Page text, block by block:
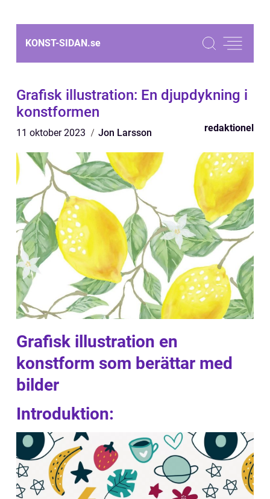
KONST-SIDAN.se
Grafisk illustration: En djupdykning i
konstformen
11 oktober 2023 Jon Larsson redaktionel
Grafisk illustration en
konstform som berättar med
bilder
Introduktion: